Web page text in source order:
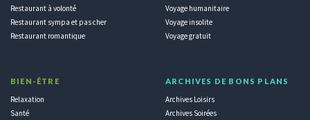
Restaurant à volonté
Restaurant sympa et pas cher
Restaurant romantique
BIEN-ÊTRE
Relaxation
Santé
Voyage humanitaire
Voyage insolite
Voyage gratuit
ARCHIVES DE BONS PLANS
Archives Loisirs
Archives Soirées